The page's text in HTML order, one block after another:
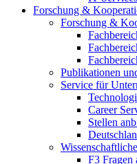
Forschung &
Forschung &
Publikationen
Service für
Career
Stellen
F3 Fragen